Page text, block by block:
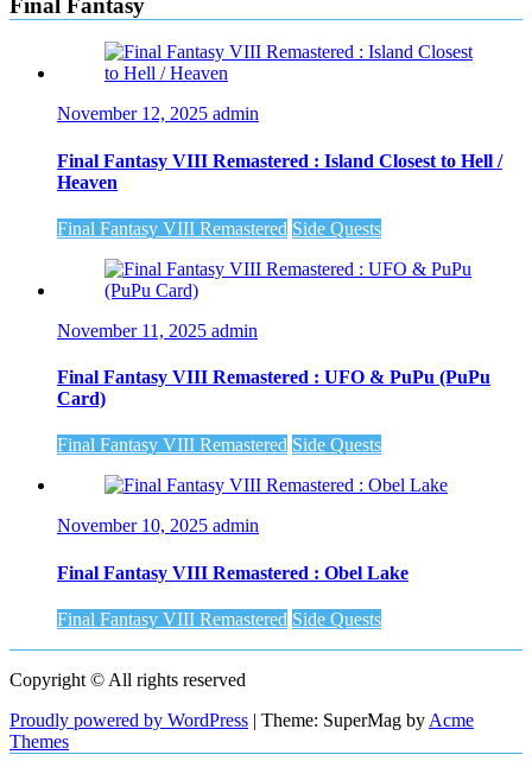
November 12, 2025 admin
Final Fantasy VIII Remastered : Island Closest to Hell /
Heaven
Final Fantasy VIII Remastered Side Quests
November 11, 2025 admin
Final Fantasy VIII Remastered : UFO & PuPu (PuPu
Card)
Final Fantasy VIII Remastered Side Quests
November 10, 2025 admin
Final Fantasy VIII Remastered : Obel Lake
Final Fantasy VIII Remastered Side Quests
Copyright © All rights reserved
Proudly powered by WordPress | Theme: SuperMag by Acme
Themes